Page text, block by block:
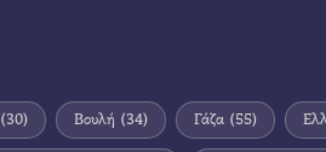
(30) Βουλή (34) Γάζα (55)